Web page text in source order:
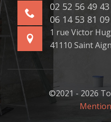
02 52 56 49 43
06 14 53 81 09
1 rue Victor
41110 Saint
©2021 - 2026